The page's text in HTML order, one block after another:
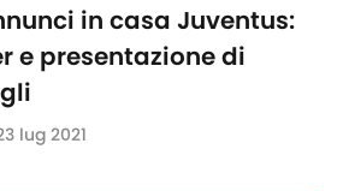
in casa Juventus:
e presentazione di
lug 2021